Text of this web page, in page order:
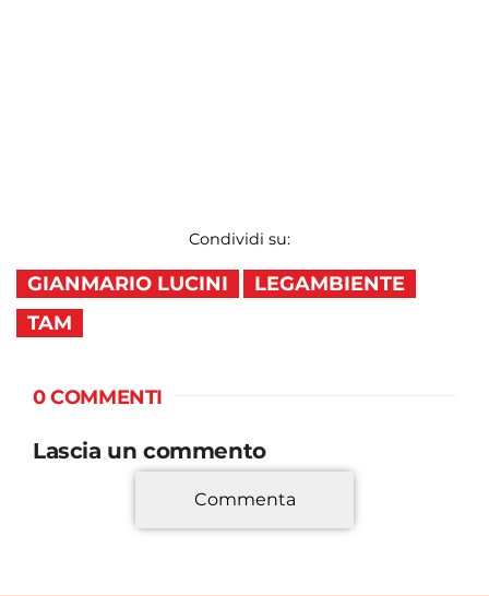
Condividi su:
GIANMARIO LUCINI
LEGAMBIENTE
TAM
0 COMMENTI
Lascia un commento
*
Commenta